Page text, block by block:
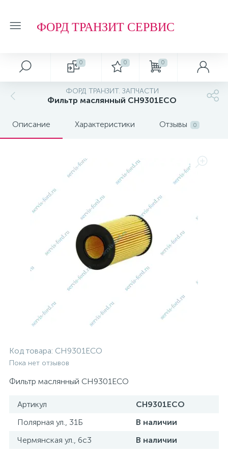
ФОРД ТРАНЗИТ СЕРВИС
0 0 0
ФОРД ТРАНЗИТ. ЗАПЧАСТИ
Фильтр маслянный CH9301ECO
Описание Характеристики Отзывы 0
Код товара: CH9301ECO
Пока нет отзывов
Фильтр маслянный CH9301ECO
Артикул
CH9301ECO
Полярная ул., 31Б
В наличии
Чермянская ул., 6с3
В наличии